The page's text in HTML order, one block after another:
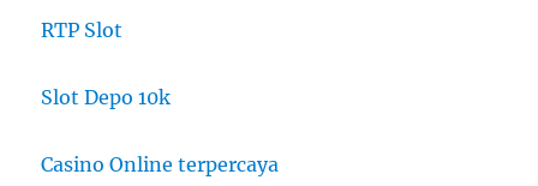
RTP Slot
Slot Depo 10k
Casino Online terpercaya